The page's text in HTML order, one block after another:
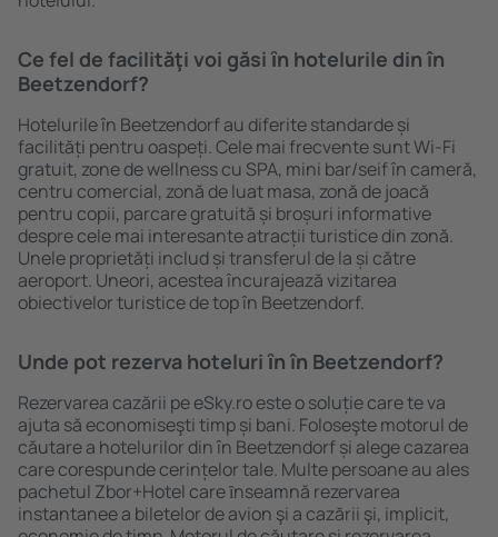
Ce fel de facilităţi voi găsi ȋn hotelurile din în
Beetzendorf?
Hotelurile în Beetzendorf au diferite standarde și
facilități pentru oaspeți. Cele mai frecvente sunt Wi-Fi
gratuit, zone de wellness cu SPA, mini bar/seif în cameră,
centru comercial, zonă de luat masa, zonă de joacă
pentru copii, parcare gratuită și broșuri informative
despre cele mai interesante atracții turistice din zonă.
Unele proprietăți includ și transferul de la și către
aeroport. Uneori, acestea încurajează vizitarea
obiectivelor turistice de top în Beetzendorf.
Unde pot rezerva hoteluri ȋn în Beetzendorf?
Rezervarea cazării pe eSky.ro este o soluție care te va
ajuta să economiseşti timp și bani. Foloseşte motorul de
căutare a hotelurilor din în Beetzendorf și alege cazarea
care corespunde cerințelor tale. Multe persoane au ales
pachetul Zbor+Hotel care ȋnseamnă rezervarea
instantanee a biletelor de avion şi a cazării şi, implicit,